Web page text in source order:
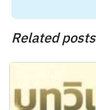
Related posts